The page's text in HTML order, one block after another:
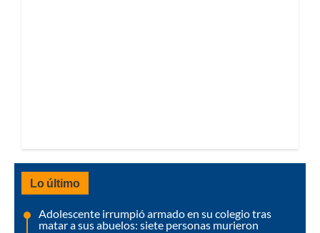
Lo último
Adolescente irrumpió armado en su colegio tras
matar a sus abuelos: siete personas murieron